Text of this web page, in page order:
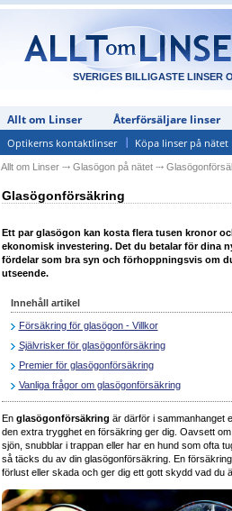
SVERIGES BILLIGASTE LINSER
Allt om Linser Återförsäljare linser
Optikerns kontaktlinser Köpa linser på nätet
Allt om Linser⤏ Glasögon på nätet⤏
Glasögonförsäkring
Ett par glasögon kan kosta flera tusen kronor
ekonomisk investering. Det du betalar för dina
fördelar som bra syn och förhoppningsvis om
utseende.
Innehåll artikel
Försäkring för glasögon - Villkor
Självrisker för glasögonförsäkring
Premier för glasögonförsäkring
Vanliga frågor om glasögonförsäkring
En glasögonförsäkring är därför i sammanhanget
den extra trygghet en försäkring ger dig. Oavsett
sjön, snubblar i trappan eller har en hund som ofta
så täcks du av din glasögonförsäkring. En
förlust eller skada och ger dig ett gott skydd vad du